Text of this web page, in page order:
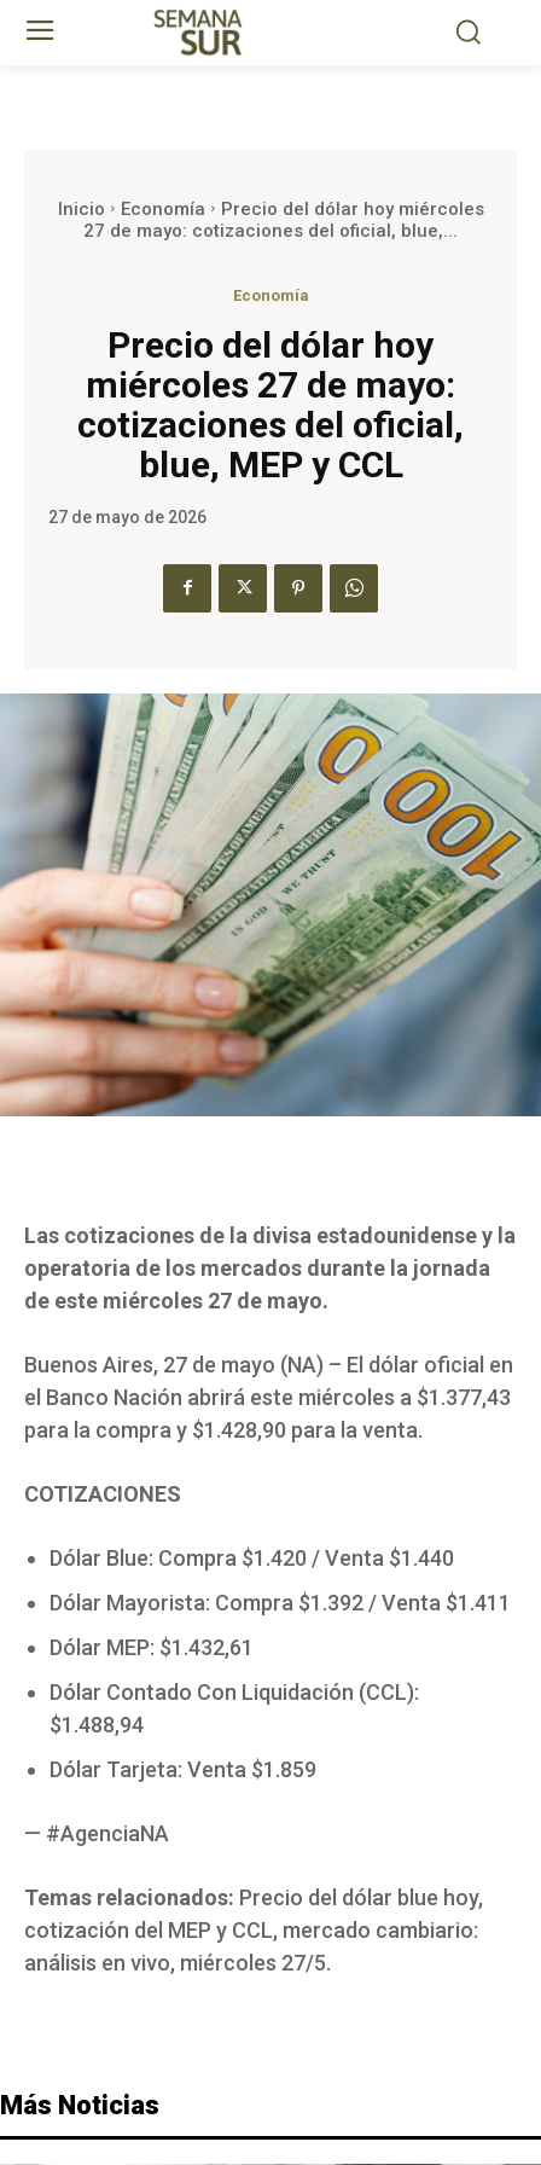
Inicio Economía
Precio del dólar hoy miércoles
27 de mayo: cotizaciones del oficial, blue,...
Economía
Precio del dólar hoy
miércoles 27 de mayo:
cotizaciones del oficial,
blue, MEP y CCL
27 de mayo de 2026
Las cotizaciones de la divisa estadounidense y la
operatoria de los mercados durante la jornada
de este miércoles 27 de mayo.
Buenos Aires, 27 de mayo (NA) – El dólar oficial en
el Banco Nación abrirá este miércoles a $1.377,43
para la compra y $1.428,90 para la venta.
COTIZACIONES
Dólar Blue: Compra $1.420 / Venta $1.440
Dólar Mayorista: Compra $1.392 / Venta $1.411
Dólar MEP: $1.432,61
Dólar Contado Con Liquidación (CCL):
$1.488,94
Dólar Tarjeta: Venta $1.859
— #AgenciaNA
Temas relacionados: Precio del dólar blue hoy,
cotización del MEP y CCL, mercado cambiario:
análisis en vivo, miércoles 27/5.
Más Noticias